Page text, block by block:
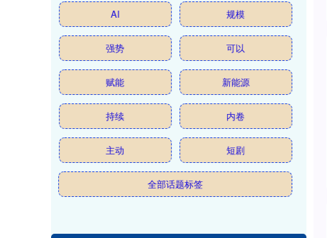
AI 规模
强势 可以
赋能 新能源
持续 内卷
主动 短剧
全部话题标签